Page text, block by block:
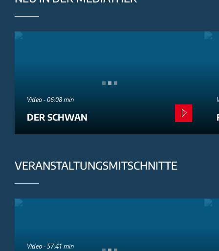
Video - 06:08 min
DER SCHWAN
VERANSTALTUNGSMITSCHNITTE
Video - 57:41 min